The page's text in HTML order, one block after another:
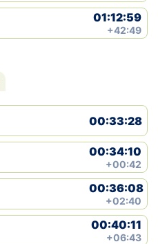
01:12:59
+42:49
00:33:28
00:34:10
+00:42
00:36:08
+02:40
00:40:11
+06:43